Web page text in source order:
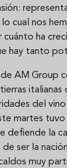
lo cual nos
cuánto ha
hay tanto
AM Group
del
martes
defiende la
de ser la
muy